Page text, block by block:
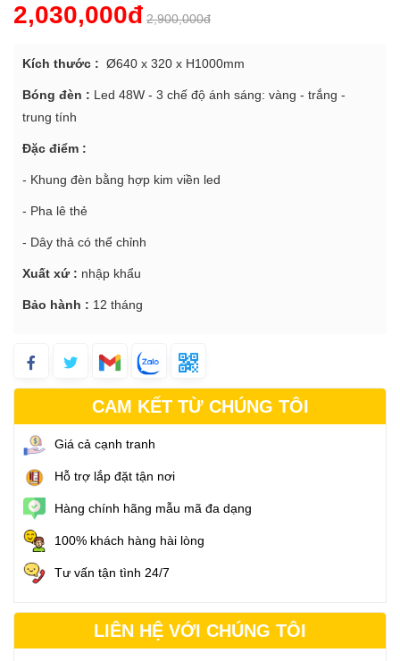
2,030,000đ 2,900,000đ
Kích thước : Ø640 x 320 x H1000mm
Bóng đèn : Led 48W - 3 chế độ ánh sáng: vàng - trắng -
trung tính
Đặc điểm :
- Khung đèn bằng hợp kim viền led
- Pha lê thẻ
- Dây thả có thể chỉnh
Xuất xứ : nhập khẩu
Bảo hành : 12 tháng
CAM KẾT TỪ CHÚNG TÔI
Giá cả cạnh tranh
Hỗ trợ lắp đặt tận nơi
Hàng chính hãng mẫu mã đa dạng
100% khách hàng hài lòng
Tư vấn tận tình 24/7
LIÊN HỆ VỚI CHÚNG TÔI